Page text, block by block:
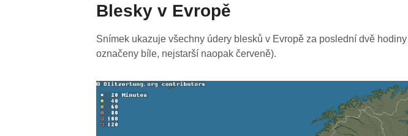
Blesky v Evropě
Snímek ukazuje všechny údery blesků v Evropě za poslední dvě
označeny bíle, nejstarší naopak červeně).